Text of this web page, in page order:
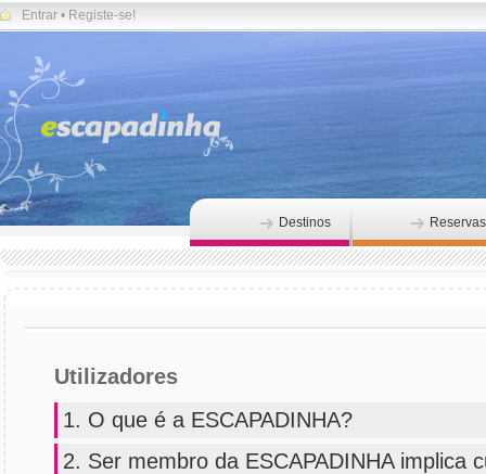
Entrar • Registe-se!
Destinos Reservas
Utilizadores
1. O que é a ESCAPADINHA?
2. Ser membro da ESCAPADINHA implica